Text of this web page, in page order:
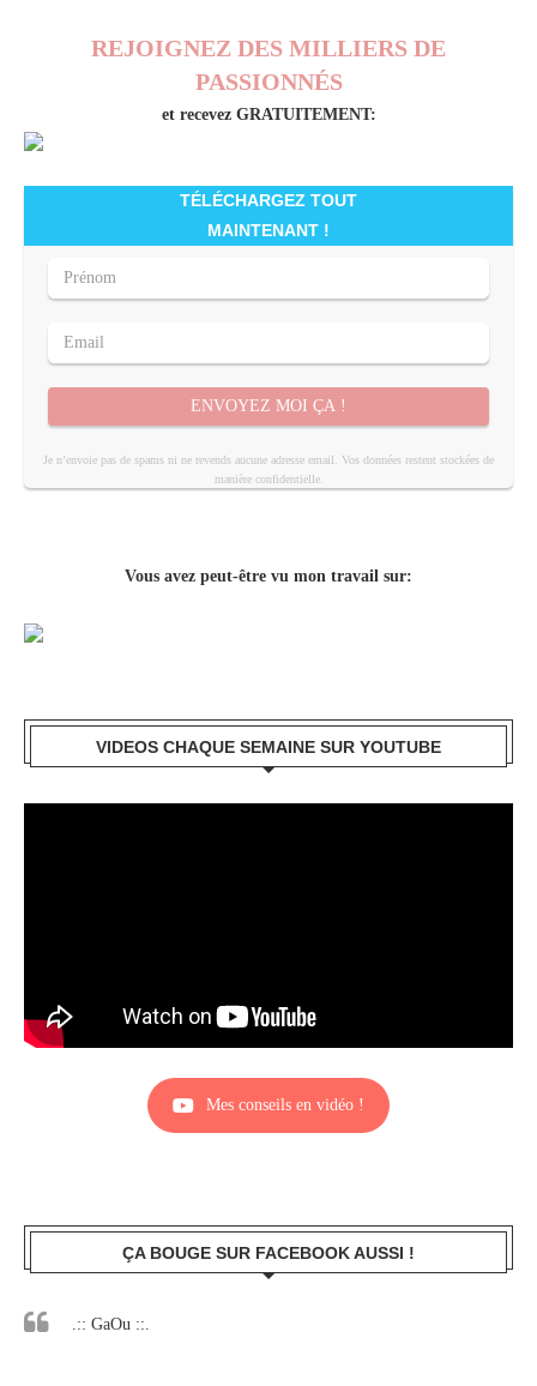
REJOIGNEZ DES MILLIERS DE
PASSIONNÉS
et recevez GRATUITEMENT:
TÉLÉCHARGEZ TOUT
MAINTENANT !
ENVOYEZ MOI ÇA !
Je n’envoie pas de spams ni ne revends aucune adresse email. Vos données restent stockées de
manière confidentielle.
Vous avez peut-être vu mon travail sur:
VIDEOS CHAQUE SEMAINE SUR YOUTUBE
Mes conseils en vidéo !
ÇA BOUGE SUR FACEBOOK AUSSI !
.:: GaOu ::.